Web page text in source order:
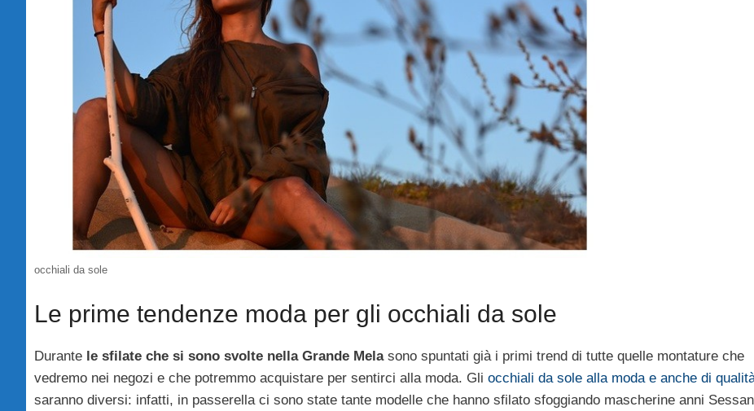
occhiali da sole
Le prime tendenze moda per gli occhiali da sole
Durante le sfilate che si sono svolte nella Grande Melasono spuntati già i primi trend di tutte quelle montature che
vedremo nei negozi e che potremmo acquistare per sentirci alla moda. Gli occhiali da sole alla moda e anche di
saranno diversi: infatti, in passerella ci sono state tante modelle che hanno sfilato sfoggiando mascherine anni